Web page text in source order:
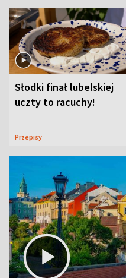
Słodki finał lubelskiej
uczty to racuchy!
Przepisy